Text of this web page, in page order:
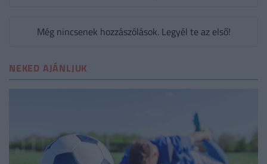
Még nincsenek hozzászólások. Legyél te az első!
NEKED AJÁNLJUK